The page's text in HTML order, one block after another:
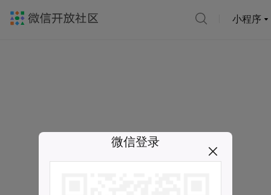
小程序
微信登录